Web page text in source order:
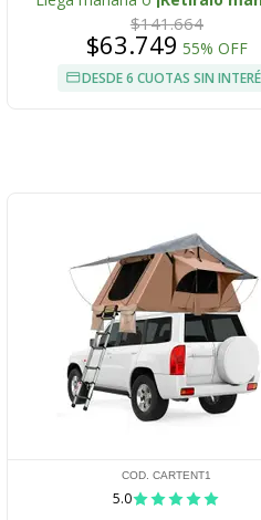
$141.664
$63.749 55% OFF
DESDE 6 CUOTAS SIN
COD. CARTENT1
5.0